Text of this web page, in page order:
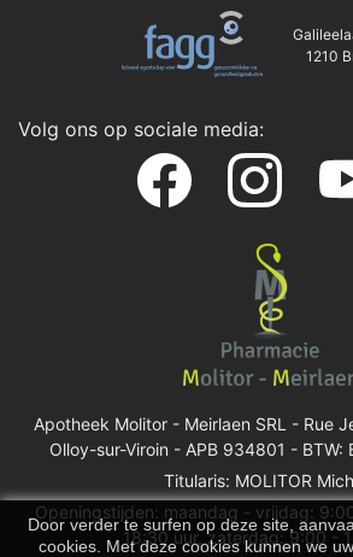
Door verder te surfen op deze site,
cookies. Met deze cookies kunnen we
1210
Volg ons op sociale media:
Apotheek Molitor - Meirlaen SRL - Rue
Olloy-sur-Viroin - APB 934801 - BTW:
Titularis: MOLITOR
Openingstijden: maandag - vrijdag:
18:30 uur, zaterdag: 9:00 -